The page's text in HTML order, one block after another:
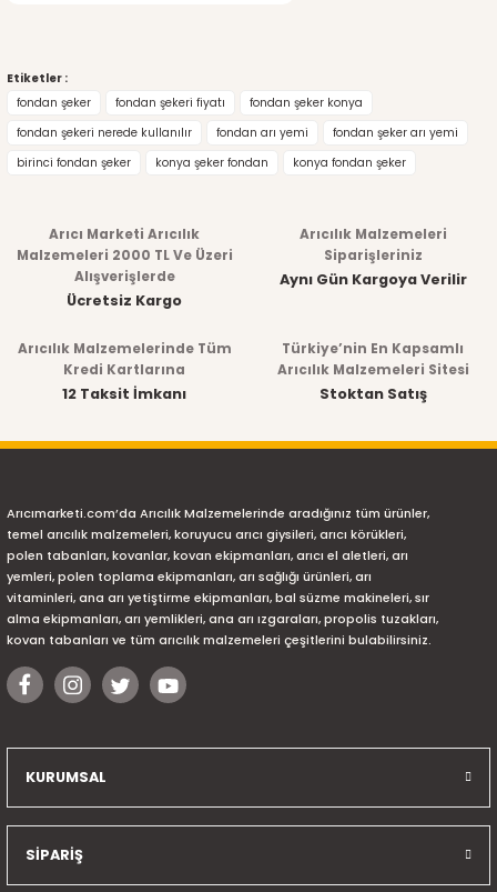
Etiketler :
fondan şeker
fondan şekeri fiyatı
fondan şeker konya
fondan şekeri nerede kullanılır
fondan arı yemi
fondan şeker arı yemi
birinci fondan şeker
konya şeker fondan konya fondan şeker
Arıcı Marketi Arıcılık
Malzemeleri 2000 TL Ve Üzeri
Alışverişlerde
Ücretsiz Kargo
Arıcılık Malzemeleri
Siparişleriniz
Aynı Gün Kargoya Verilir
Arıcılık Malzemelerinde Tüm
Kredi Kartlarına
12 Taksit İmkanı
Türkiye’nin En Kapsamlı
Arıcılık Malzemeleri Sitesi
Stoktan Satış
Arıcımarketi.com’da Arıcılık Malzemelerinde aradığınız tüm ürünler,
temel arıcılık malzemeleri, koruyucu arıcı giysileri, arıcı körükleri,
polen tabanları, kovanlar, kovan ekipmanları, arıcı el aletleri, arı
yemleri, polen toplama ekipmanları, arı sağlığı ürünleri, arı
vitaminleri, ana arı yetiştirme ekipmanları, bal süzme makineleri, sır
alma ekipmanları, arı yemlikleri, ana arı ızgaraları, propolis tuzakları,
kovan tabanları ve tüm arıcılık malzemeleri çeşitlerini bulabilirsiniz.
KURUMSAL
SİPARİŞ